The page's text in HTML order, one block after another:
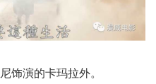
饰演的卡玛拉外。